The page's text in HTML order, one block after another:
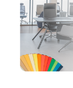
Chtěli bychom,
víme, že
připravili jsme
starat o různé
péče o nábytek.